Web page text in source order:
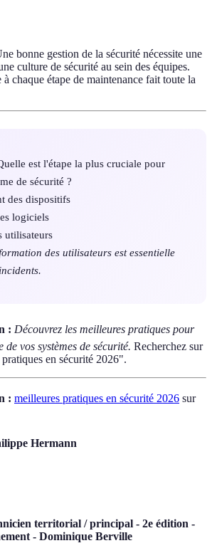
bonne gestion de la sécurité nécessite une
culture de sécurité au sein des équipes.
chaque étape de maintenance fait toute la
est l'étape la plus cruciale pour
de sécurité ?
des dispositifs
logiciels
utilisateurs
des utilisateurs est essentielle
: Découvrez les meilleures pratiques pour
vos systèmes de sécurité. Recherchez sur
en sécurité 2026".
: meilleures pratiques en sécurité 2026 sur
Hermann
territorial / principal - 2e édition -
- Dominique Berville